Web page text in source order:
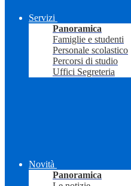
Servizi
Panoramica
Famiglie e studenti
Personale scolastico
Percorsi di studio
Uffici Segreteria
Novità
Panoramica